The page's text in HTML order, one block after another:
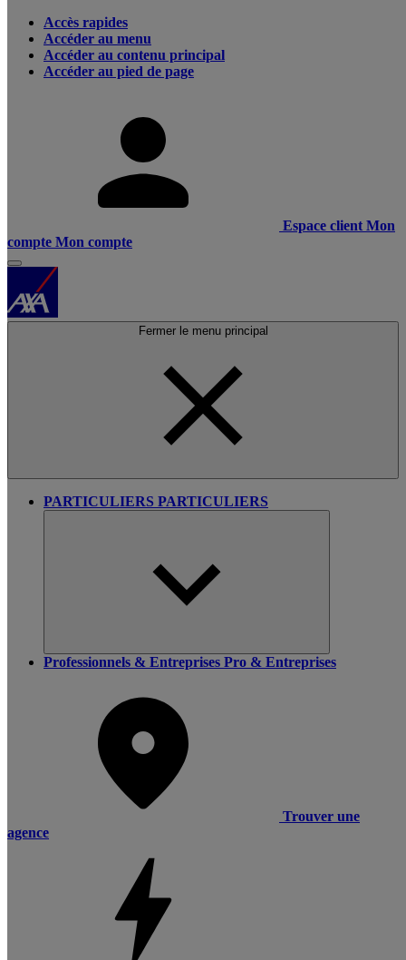
Accès rapides
Accéder au menu
Accéder au contenu principal
Accéder au pied de page
Espace client Mon
compte Mon compte
Fermer le menu principal
PARTICULIERS PARTICULIERS
Professionnels & Entreprises Pro & Entreprises
Trouver une
agence